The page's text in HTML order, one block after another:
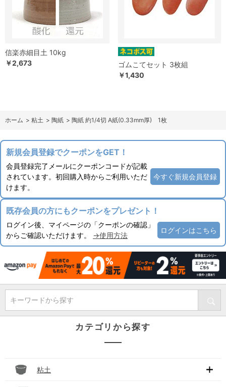
信楽赤細目土 10kg
￥2,673
ゴムこてセット 3枚組
￥1,430
ホーム > 粘土 > 陶紙 > 陶紙 約1/4切 A紙(0.33mm厚) 1枚
新規会員登録でクーポンをGET！
会員登録完了メールにクーポンコードが記載
されています。初回購入時からご利用いただ
けます。
今すぐ新規会員登録
既存会員の方にもクーポンをプレゼント！
ログイン後、マイページの「クーポンの確認」
からご確認いただけます。 →使用方法
ログインはこちら
キーワードから探す
カテゴリから探す
粘土